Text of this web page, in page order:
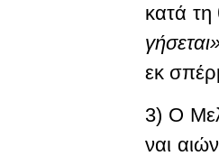
κα­τά
εκ
3) Ο
ναι